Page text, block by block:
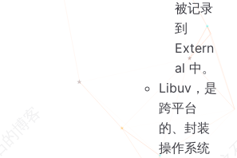
被记录
到
Extern
al 中。
Libuv，是
跨平台
的、封装
操作系统